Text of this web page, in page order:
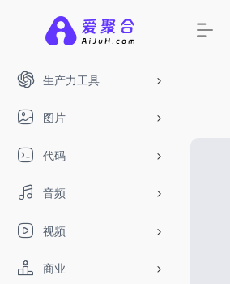
生产力工具
图片
代码
音频
视频
商业